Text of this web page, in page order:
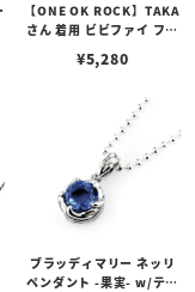
【ONE OK ROCK】TAKA
さん 着用 ビビファイ フー
¥5,280
ブラッディマリー ネッリ
ペンダント -果実- w/ティ